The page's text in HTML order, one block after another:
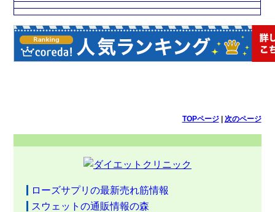
TOPページ| 次のページ
ローズサプリの最新売れ筋情報
スウェットの通販情報の森